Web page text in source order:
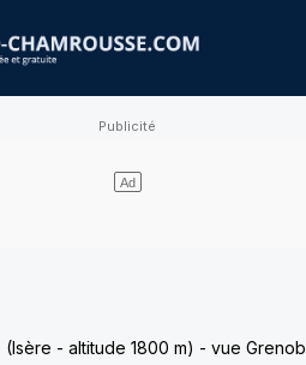
- altitude 1800 m) - vue